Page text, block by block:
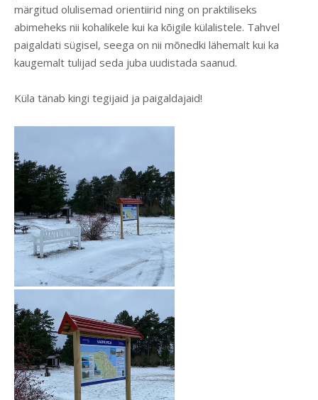
märgitud olulisemad orientiirid ning on praktiliseks
abimeheks nii kohalikele kui ka kõigile külalistele. Tahvel
paigaldati sügisel, seega on nii mõnedki lähemalt kui ka
kaugemalt tulijad seda juba uudistada saanud.
Küla tänab kingi tegijaid ja paigaldajaid!